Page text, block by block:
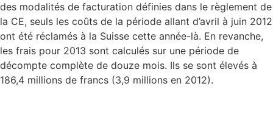
des modalités de facturation définies dans le règlement de
la CE, seuls les coûts de la période allant d’avril à juin 2012
ont été réclamés à la Suisse cette année-là. En revanche,
les frais pour 2013 sont calculés sur une période de
décompte complète de douze mois. Ils se sont élevés à
186,4 millions de francs (3,9 millions en 2012).